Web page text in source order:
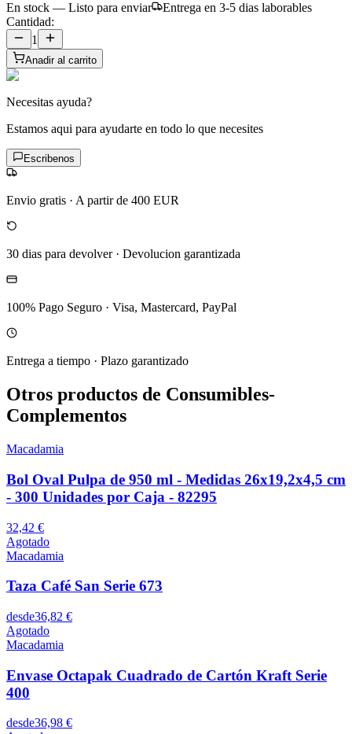
En stock — Listo para enviar
Entrega en 3-5 dias laborables
Cantidad:
1
Anadir al carrito
Necesitas ayuda?
Estamos aqui para ayudarte en todo lo que necesites
Escribenos
Envio gratis · A partir de 400 EUR
30 dias para devolver· Devolucion garantizada
100% Pago Seguro · Visa, Mastercard, PayPal
Entrega a tiempo · Plazo garantizado
Otros productos de Consumibles-
Complementos
Macadamia
Bol Oval Pulpa de 950 ml - Medidas 26x19,2x4,5 cm
- 300 Unidades por Caja - 82295
32,42 €
Agotado
Macadamia
Taza Café San Serie 673
desde36,82 €
Agotado
Macadamia
Envase Octapak Cuadrado de Cartón Kraft Serie
400
desde36,98 €